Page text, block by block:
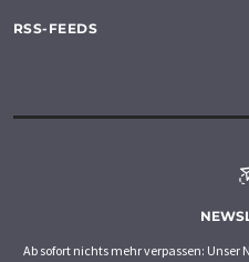
RSS-FEEDS
Ab sofort nichts mehr verpassen: